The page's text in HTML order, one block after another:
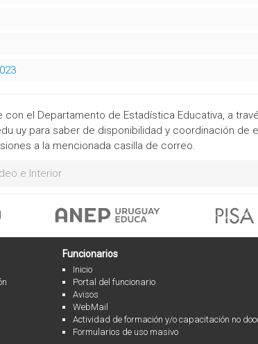
el Departamento de Estadística Educativa, a
para saber de disponibilidad y coordinación de
a la mencionada casilla de correo.
e Interior
Funcionarios
Inicio
Portal del funcionario
Avisos
WebMail
Actividad de formación y/o capacitación no
Formularios de uso masivo